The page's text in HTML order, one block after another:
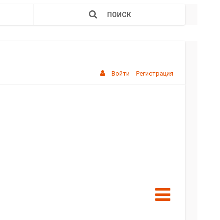
ПОИСК
Войти Регистрация